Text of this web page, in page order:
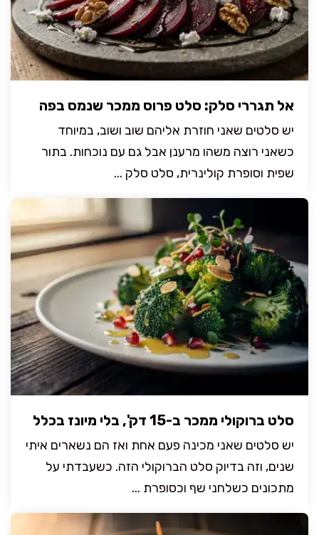
אל תגררי סלק: סלט פרוס ממכר שנמס בפה
יש סלטים שאני חוזרת אליהם שוב ושוב, במיוחד
כשאני רוצה משהו מרענן אבל גם עם נוכחות. בתור
שפית וסופרת קולינרית, סלט סלק ...
סלט ברוקולי ממכר ב-15 דק', בלי מיונז בכלל
יש סלטים שאני מכינה פעם אחת ואז הם נשארים איתי
שנים, וזה בדיוק סלט הברוקולי הזה. כשעבדתי על
מתכונים כשלחני שף וכסופרת ...